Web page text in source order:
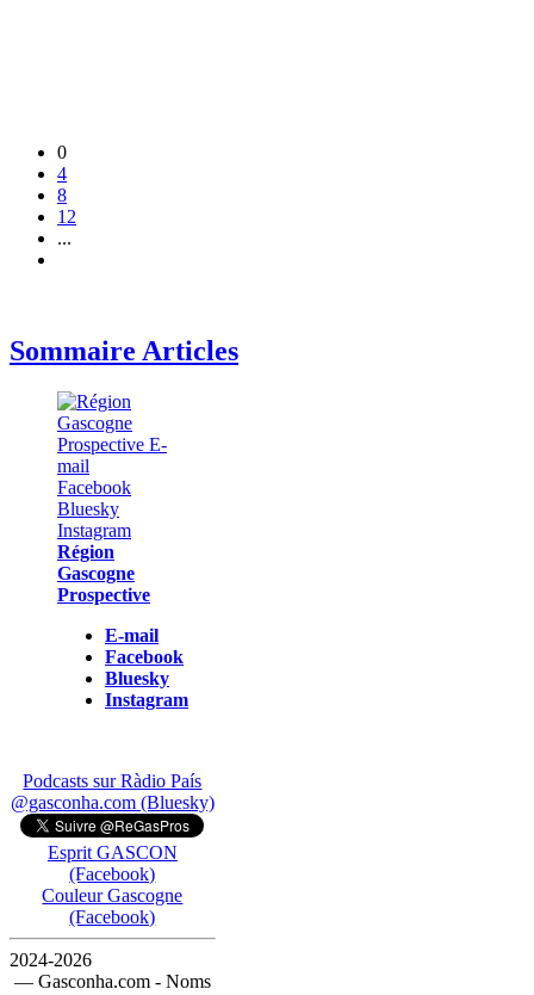
0
4
8
12
...
Sommaire Articles
Région
Gascogne
Prospective
E-mail
Facebook
Bluesky
Instagram
Podcasts sur Ràdio País
@gasconha.com (Bluesky)
Esprit GASCON
(Facebook)
Couleur Gascogne
(Facebook)
2024-2026
— Gasconha.com - Noms